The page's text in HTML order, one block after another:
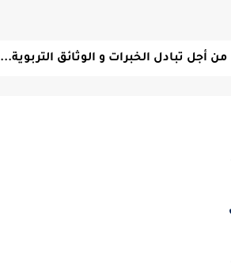
أجل تبادل الخبرات و الوثائق التربوية...